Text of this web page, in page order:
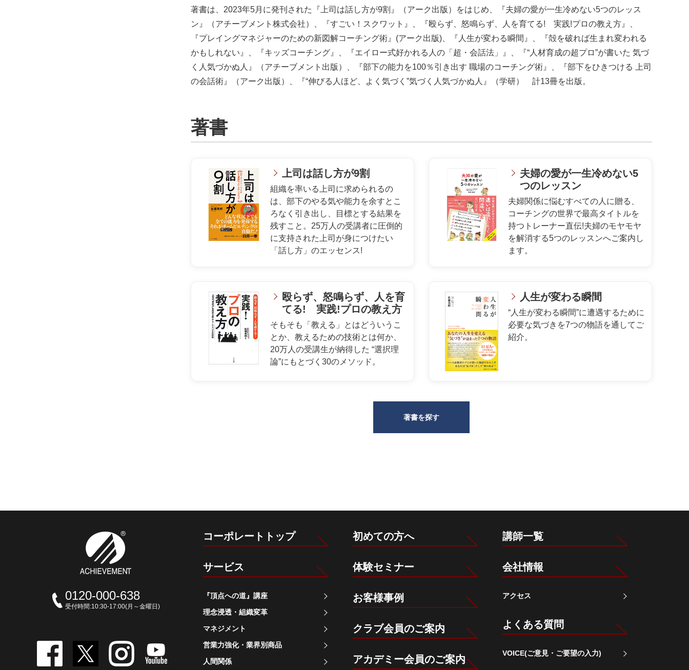
著書は、2023年5月に発刊された『上司は話し方が9割』（アーク出版）をはじめ、『夫婦の愛が一生冷めない5つのレッス
ン』（アチーブメント株式会社）、『すごい！スクワット』、『殴らず、怒鳴らず、人を育てる! 実践!プロの教え方』、
『プレイングマネジャーのための新図解コーチング術』(アーク出版)、『人生が変わる瞬間』、『殻を破れば生まれ変われる
かもしれない』、『キッズコーチング』、『エイロー式好かれる人の「超・会話法」』、『“人材育成の超プロ”が書いた 気づ
く人気づかぬ人』（アチーブメント出版）、『部下の能力を100％引き出す 職場のコーチング術』、『部下をひきつける 上司
の会話術』（アーク出版）、『“伸びる人ほど、よく気づく”気づく人気づかぬ人』（学研） 計13冊を出版。
著書
上司は話し方が9割
組織を率いる上司に求められるの
は、部下のやる気や能力を余すとこ
ろなく引き出し、目標とする結果を
残すこと。25万人の受講者に圧倒的
に支持された上司が身につけたい
「話し方」のエッセンス!
夫婦の愛が一生冷めない5
つのレッスン
夫婦関係に悩むすべての人に贈る、
コーチングの世界で最高タイトルを
持つトレーナー直伝!夫婦のモヤモヤ
を解消する5つのレッスンへご案内し
ます。
殴らず、怒鳴らず、人を育
てる! 実践!プロの教え方
そもそも「教える」とはどういうこ
とか、教えるための技術とは何か、
20万人の受講生が納得した “選択理
論”にもとづく30のメソッド。
人生が変わる瞬間
“人生が変わる瞬間”に遭遇するために
必要な気づきを7つの物語を通してご
紹介。
著書を探す
0120-000-638
受付時間:10:30-17:00(月～金曜日)
コーポレートトップ
サービス
『頂点への道』講座
理念浸透・組織変革
マネジメント
営業力強化・業界別商品
人間関係
初めての方へ
体験セミナー
お客様事例
クラブ会員のご案内
アカデミー会員のご案内
講師一覧
会社情報
アクセス
よくある質問
VOICE(ご意見・ご要望の入力)